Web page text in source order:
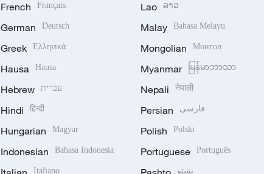
French Français
German Deutsch
Greek Ελληνικά
Hausa Hausa
Hebrew עברית
Hindi हिन्दी
Hungarian Magyar
Indonesian Bahasa Indonesia
Italiano
Lao ລາວ
Malay Bahasa Melayu
Mongolian Монгол
Myanmar မြန်မာဘာသာ
Nepali नेपाली
Persian فارسی
Polish Polski
Portuguese Português
پښتو